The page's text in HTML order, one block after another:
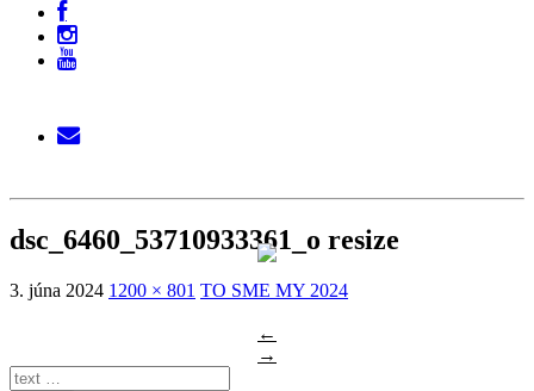
dsc_6460_53710933361_o resize
3. júna 2024 1200 × 801 TO SME MY 2024
←
→